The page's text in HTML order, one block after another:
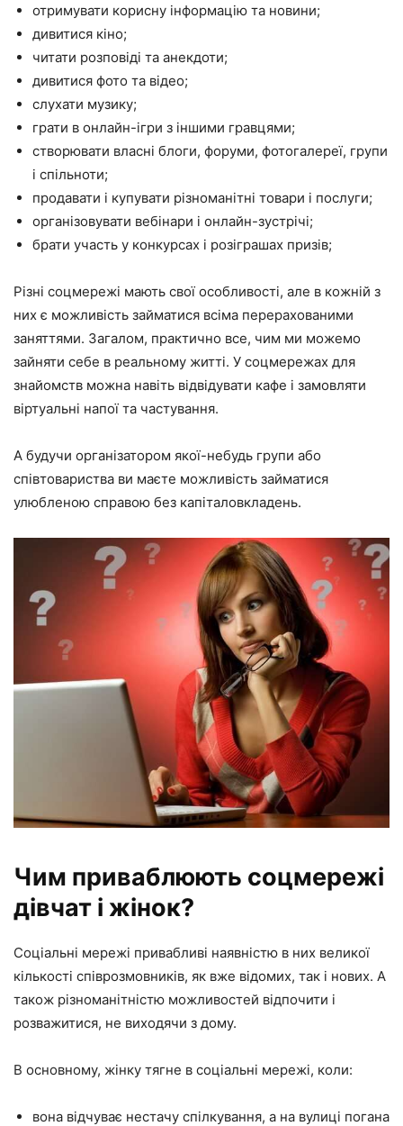
отримувати корисну інформацію та новини;
дивитися кіно;
читати розповіді та анекдоти;
дивитися фото та відео;
слухати музику;
грати в онлайн-ігри з іншими гравцями;
створювати власні блоги, форуми, фотогалереї, групи
і спільноти;
продавати і купувати різноманітні товари і послуги;
організовувати вебінари і онлайн-зустрічі;
брати участь у конкурсах і розіграшах призів;
Різні соцмережі мають свої особливості, але в кожній з
них є можливість займатися всіма перерахованими
заняттями. Загалом, практично все, чим ми можемо
зайняти себе в реальному житті. У соцмережах для
знайомств можна навіть відвідувати кафе і замовляти
віртуальні напої та частування.
А будучи організатором якої-небудь групи або
співтовариства ви маєте можливість займатися
улюбленою справою без капіталовкладень.
Чим приваблюють соцмережі
дівчат і жінок?
Соціальні мережі привабливі наявністю в них великої
кількості співрозмовників, як вже відомих, так і нових. А
також різноманітністю можливостей відпочити і
розважитися, не виходячи з дому.
В основному, жінку тягне в соціальні мережі, коли:
вона відчуває нестачу спілкування, а на вулиці погана